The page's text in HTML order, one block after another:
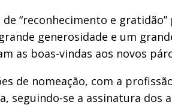
“reconhecimento e
generosidade e um
as boas-vindas aos novos
de nomeação, com a
se a assinatura dos